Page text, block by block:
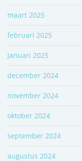
maart 2025
februari 2025
januari 2025
december 2024
november 2024
oktober 2024
september 2024
augustus 2024